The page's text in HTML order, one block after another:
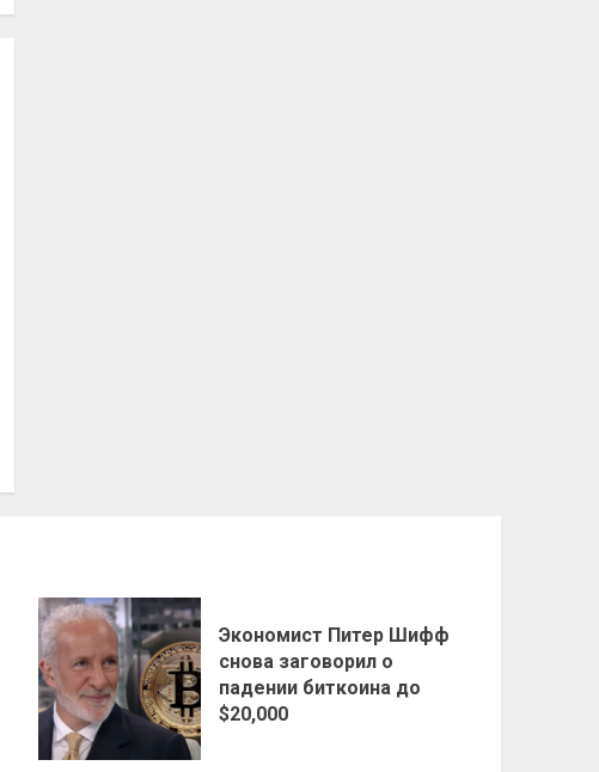
Экономист Питер Шифф
снова заговорил о
падении биткоина до
$20,000